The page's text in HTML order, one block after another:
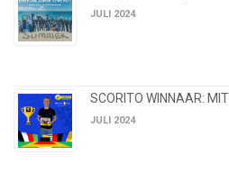
JULI 2024
SCORITO WINNAAR:
JULI 2024